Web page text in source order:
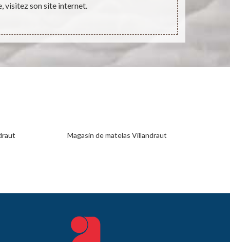
visitez son site internet.
Magasin de matelas Villandraut